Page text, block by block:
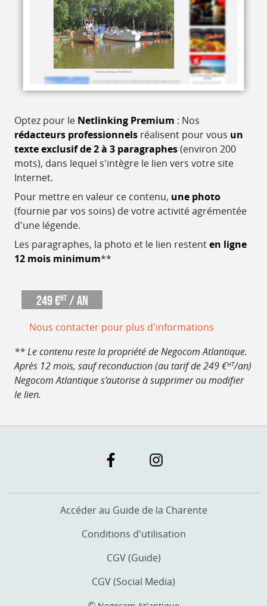
Optez pour le Netlinking Premium : Nos
rédacteurs professionnels réalisent pour vous un
texte exclusif de 2 à 3 paragraphes(environ 200
mots), dans lequel s'intègre le lien vers votre site
Internet.
Pour mettre en valeur ce contenu, une photo
(fournie par vos soins) de votre activité agrémentée
d'une légende.
Les paragraphes, la photo et le lien restenten ligne
12 mois minimum**
249 €HT/ an
Nous contacter pour plus d'informations
** Le contenu reste la propriété de Negocom Atlantique.
Après 12 mois, sauf reconduction (au tarif de 249 €HT/an)
Negocom Atlantique s’autorise à supprimer ou modifier
le lien.
Accéder au Guide de la Charente
Conditions d'utilisation
CGV (Guide)
CGV (Social Media)